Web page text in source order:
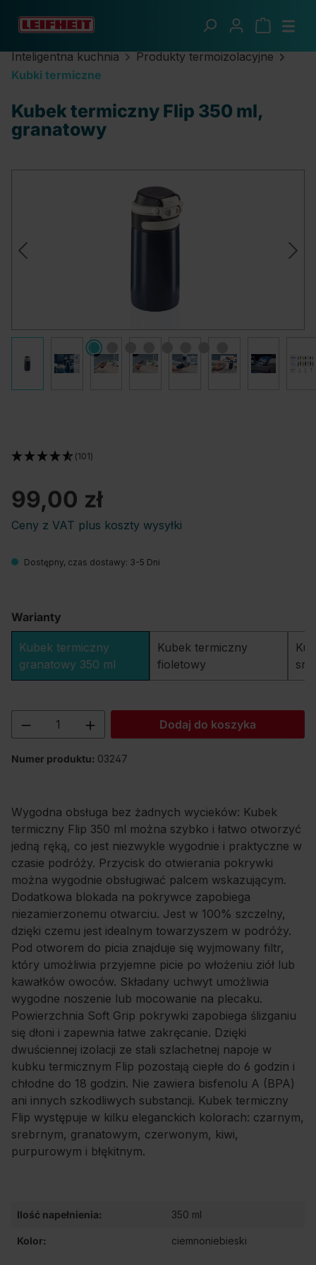
Przejdź do głównej zawartości
Inteligentna kuchnia
Produkty termoizolacyjne
Kubki termiczne
Kubek termiczny Flip 350 ml,
granatowy
99,00 zł
Ceny z VAT plus koszty wysyłki
(101)
Dostępny, czas dostawy: 3-5 Dni
Warianty
Kubek termiczny
granatowy 350 ml
Kubek termiczny
fioletowy
Ilość produktu: Wprowadź żądaną
Dodaj do koszyka
Numer produktu: 03247
Wygodna obsługa bez żadnych wycieków: Kubek
termiczny Flip 350 ml można szybko i łatwo otworzyć
jedną ręką, co jest niezwykle wygodnie i praktyczne w
czasie podróży. Przycisk do otwierania pokrywki
można wygodnie obsługiwać palcem wskazującym.
Dodatkowa blokada na pokrywce zapobiega
niezamierzonemu otwarciu. Jest w 100% szczelny,
dzięki czemu jest idealnym towarzyszem w podróży.
Pod otworem do picia znajduje się wyjmowany filtr,
który umożliwia przyjemne picie po włożeniu ziół lub
kawałków owoców. Składany uchwyt umożliwia
wygodne noszenie lub mocowanie na plecaku.
Powierzchnia Soft Grip pokrywki zapobiega ślizganiu
się dłoni i zapewnia łatwe zakręcanie. Dzięki
dwuściennej izolacji ze stali szlachetnej napoje w
kubku termicznym Flip pozostają ciepłe do 6 godzin i
chłodne do 18 godzin. Nie zawiera bisfenolu A (BPA)
ani innych szkodliwych substancji. Kubek termiczny
Flip występuje w kilku eleganckich kolorach: czarnym,
srebrnym, granatowym, czerwonym, kiwi,
purpurowym i błękitnym.
Ilość napełnienia: 350 ml
Kolor: ciemnoniebieski